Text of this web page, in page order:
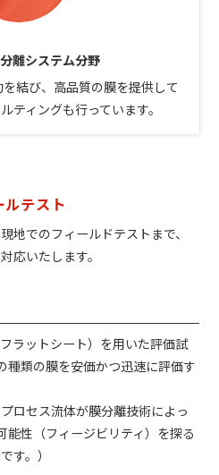
離システム分野
結び、高品質の膜を提供して
ティングも行っています。
テスト
地でのフィールドテストまで、
応いたします。
ラットシート）を用いた評価試
類の膜を安価かつ迅速に評価す
ロセス流体が膜分離技術によっ
性（フィージビリティ）を探る
す。）